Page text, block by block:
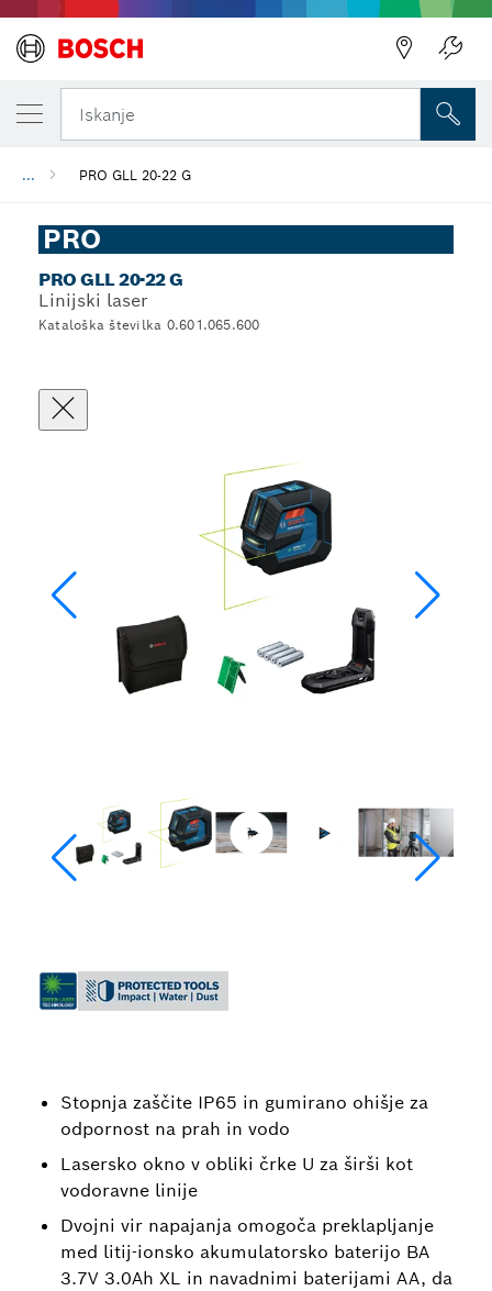
Iskanje
... PRO GLL 20-22 G
PRO
PRO GLL 20-22 G
Linijski laser
Kataloška številka 0.601.065.600
Stopnja zaščite IP65 in gumirano ohišje za
odpornost na prah in vodo
Lasersko okno v obliki črke U za širši kot
vodoravne linije
Dvojni vir napajanja omogoča preklapljanje
med litij-ionsko akumulatorsko baterijo BA
3.7V 3.0Ah XL in navadnimi baterijami AA, da